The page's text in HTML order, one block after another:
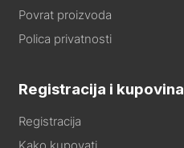
Povrat proizvoda
Polica privatnosti
Registracija i kupovina
Registracija